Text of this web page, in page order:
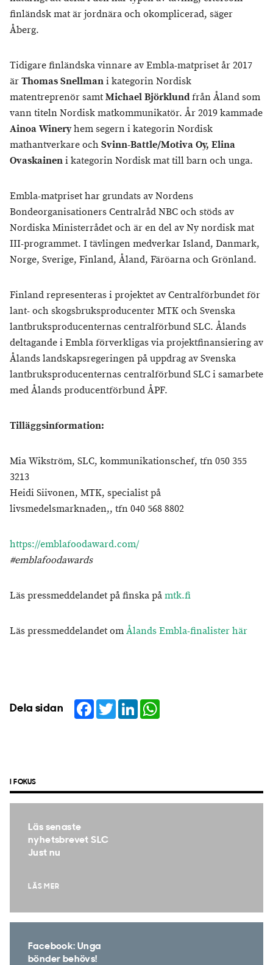
finländsk mat är jordnära och okomplicerad, säger
Åberg.
Tidigare finländska vinnare av Embla-matpriset år 2017
ärThomas Snellmani kategorin Nordisk
matentreprenör samtMichael Björklundfrån Åland som
vann titeln Nordisk matkommunikatör. År 2019 kammade
Ainoa Wineryhem segern i kategorin Nordisk
mathantverkare ochSvinn-Battle/Motiva Oy, Elina
Ovaskaineni kategorin Nordisk mat till barn och unga.
Embla-matpriset har grundats av Nordens
Bondeorganisationers Centralråd NBC och stöds av
Nordiska Ministerrådet och är en del av Ny nordisk mat
III-programmet. I tävlingen medverkar Island, Danmark,
Norge, Sverige, Finland, Åland, Färöarna och Grönland.
Finland representeras i projektet av Centralförbundet för
lant- och skogsbruksproducenter MTK och Svenska
lantbruksproducenternas centralförbund SLC. Ålands
deltagande i Embla förverkligas via projektfinansiering av
Ålands landskapsregeringen på uppdrag av Svenska
lantbruksproducenternas centralförbund SLC i samarbete
med Ålands producentförbund ÅPF.
Tilläggsinformation:
Mia Wikström, SLC, kommunikationschef, tfn 050 355
3213
Heidi Siivonen, MTK, specialist på
livsmedelsmarknaden,, tfn 040 568 8802
https://emblafoodaward.com/
#emblafoodawards
Läs pressmeddelandet på finska påmtk.fi
Läs pressmeddelandet omÅlands Embla-finalister här
Dela sidan Facebook
TwitterLinkedIn
I FOKUS
Läs senaste
nyhetsbrevet SLC
Just nu
LÄS MER
Facebook: Unga
bönder behövs!